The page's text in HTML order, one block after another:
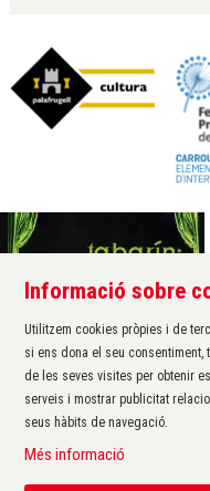
Àrea de cultura de
Carrer Santa Margarida, 1
17200 Palafrugell
972 611 172 ·
Sitemap | Avís Legal
Informació sobre
Utilitzem cookies pròpies i de
si ens dona el seu
de les seves visites per obtenir
serveis i mostrar publicitat
seus hàbits de navegació.
Més informació